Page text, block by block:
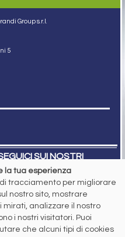
Group s.r.l.
5
SUI NOSTRI
NETWORK
la tua esperienza
tracciamento per migliorare
nostro sito, mostrare
analizzare il nostro
i nostri visitatori. Puoi
che alcuni tipi di cookies